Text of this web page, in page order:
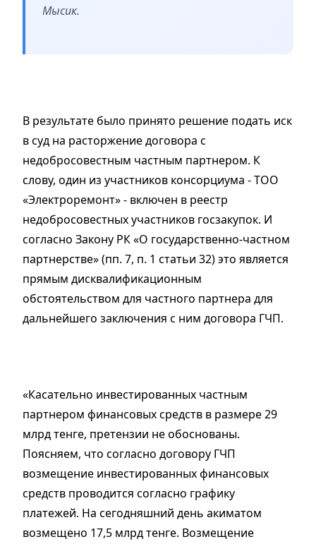
Мысик.
В результате было принято решение подать иск
в суд на расторжение договора с
недобросовестным частным партнером. К
слову, один из участников консорциума - ТОО
«Электроремонт» - включен в реестр
недобросовестных участников госзакупок. И
согласно Закону РК «О государственно-частном
партнерстве» (пп. 7, п. 1 статьи 32) это является
прямым дисквалификационным
обстоятельством для частного партнера для
дальнейшего заключения с ним договора ГЧП.
«Касательно инвестированных частным
партнером финансовых средств в размере 29
млрд тенге, претензии не обоснованы.
Поясняем, что согласно договору ГЧП
возмещение инвестированных финансовых
средств проводится согласно графику
платежей. На сегодняшний день акиматом
возмещено 17,5 млрд тенге. Возмещение